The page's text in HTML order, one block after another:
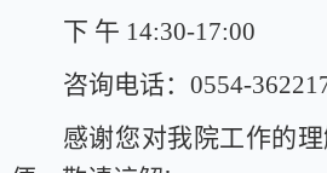
下 午 14:30-17:00
咨询电话： 0554-
感谢您对我院工作的